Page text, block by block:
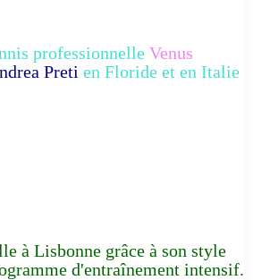
professionnelle Venus
Preti en Floride et en Italie
à Lisbonne grâce à son style
d'entraînement intensif.